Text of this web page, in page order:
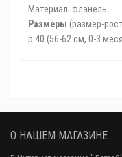
Материал: фланель
Размеры (размер-
р.40 (56-62 см, 0-3
О НАШЕМ МАГАЗИНЕ